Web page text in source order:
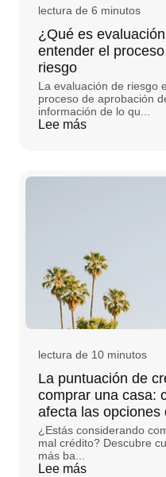
lectura de 6 minutos
¿Qué es
entender el
riesgo
La evaluación de riesgo
proceso de aprobación
información de lo qu...
Lee más
lectura de 10 minutos
La puntuación de
comprar una casa:
afecta las opciones
¿Estás considerando
mal crédito? Descubre
más ba...
Lee más